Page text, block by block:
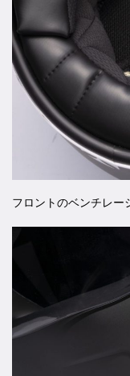
フロントのベンチレー